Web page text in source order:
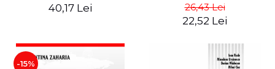
40,17 Lei 26,43 Lei
22,52 Lei
-15%